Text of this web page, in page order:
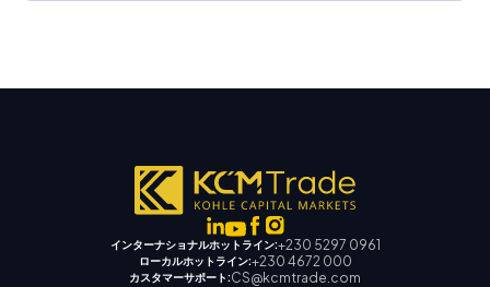
インターナショナルホットライン:+230 5297 0961
ローカルホットライン:+230 4672 000
カスタマーサポート:CS@kcmtrade.com